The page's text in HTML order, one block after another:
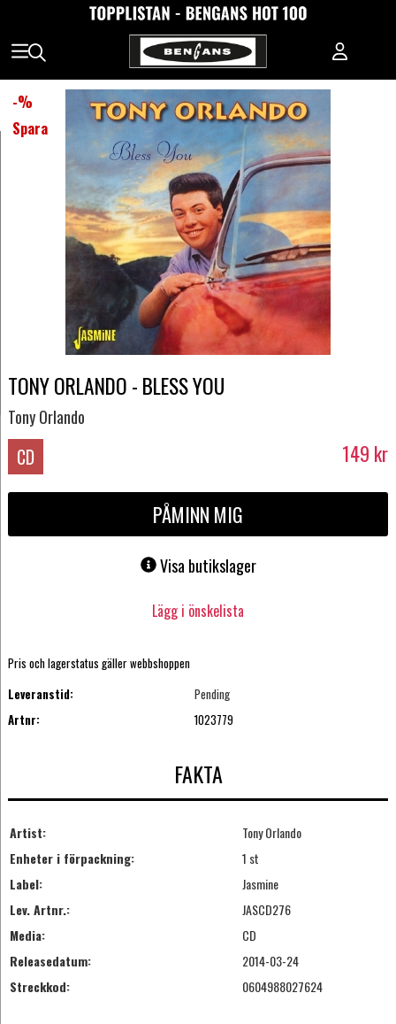
-%
Spara
TONY ORLANDO - BLESS YOU
Tony Orlando
CD 149 kr
PÅMINN MIG
Visa butikslager
Lägg i önskelista
Pris och lagerstatus gäller webbshoppen
Leveranstid:
Pending
Artnr:
1023779
FAKTA
Artist:
Tony Orlando
Enheter i förpackning:
1 st
Label:
Jasmine
Lev. Artnr.:
JASCD276
Media:
CD
Releasedatum:
2014-03-24
Streckkod:
0604988027624